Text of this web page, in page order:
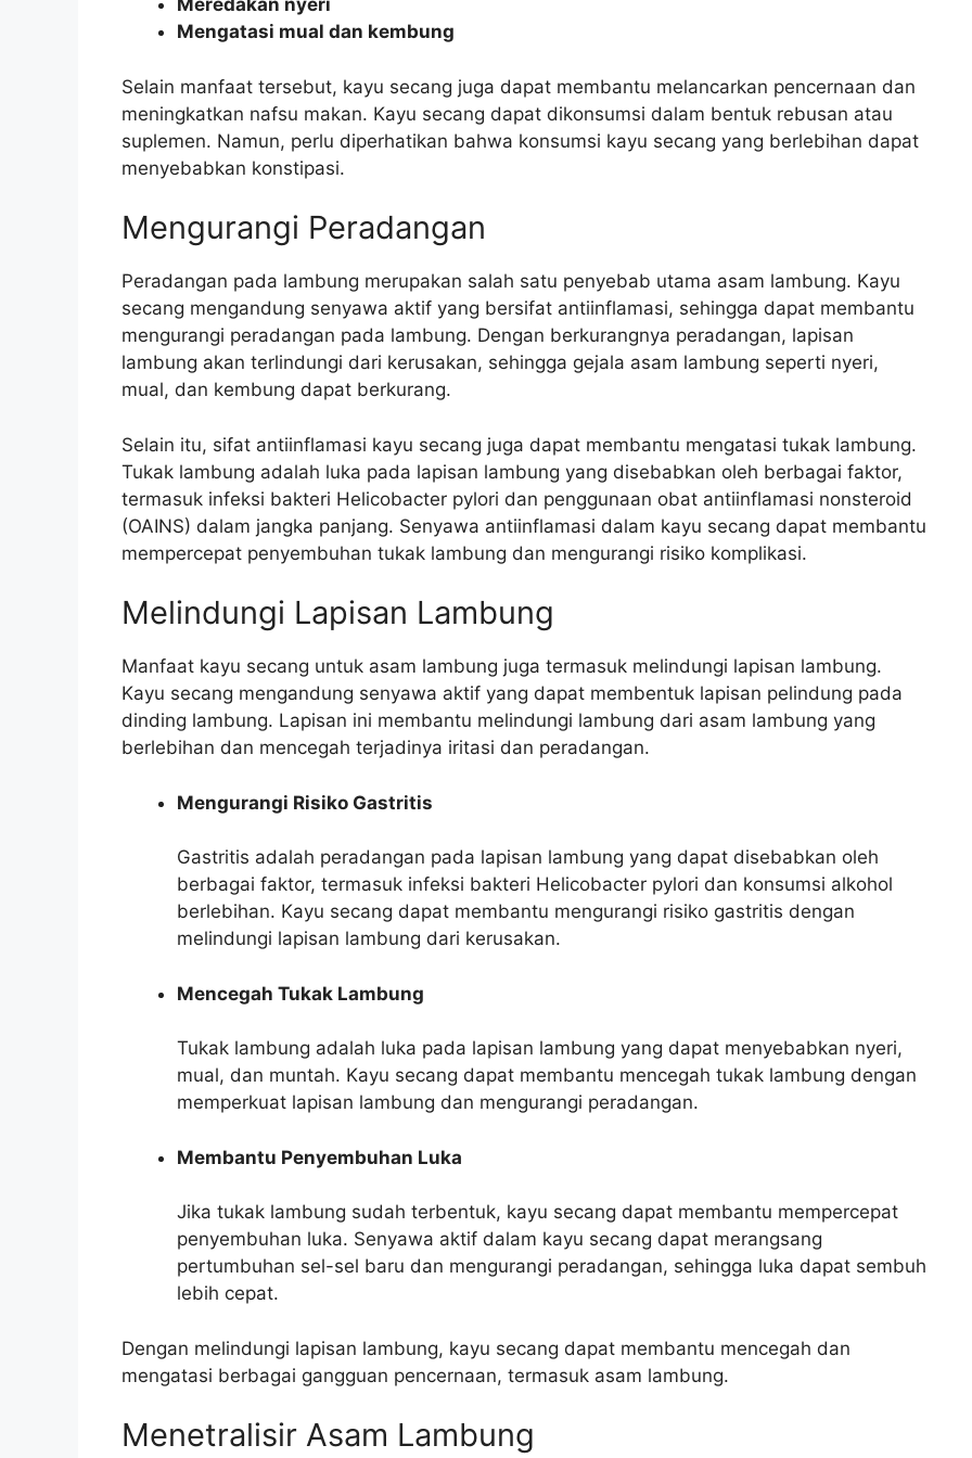
Meredakan nyeri
Mengatasi mual dan kembung
Selain manfaat tersebut, kayu secang juga dapat membantu melancarkan pencernaan dan
meningkatkan nafsu makan. Kayu secang dapat dikonsumsi dalam bentuk rebusan atau
suplemen. Namun, perlu diperhatikan bahwa konsumsi kayu secang yang berlebihan dapat
menyebabkan konstipasi.
Mengurangi Peradangan
Peradangan pada lambung merupakan salah satu penyebab utama asam lambung. Kayu
secang mengandung senyawa aktif yang bersifat antiinflamasi, sehingga dapat membantu
mengurangi peradangan pada lambung. Dengan berkurangnya peradangan, lapisan
lambung akan terlindungi dari kerusakan, sehingga gejala asam lambung seperti nyeri,
mual, dan kembung dapat berkurang.
Selain itu, sifat antiinflamasi kayu secang juga dapat membantu mengatasi tukak lambung.
Tukak lambung adalah luka pada lapisan lambung yang disebabkan oleh berbagai faktor,
termasuk infeksi bakteri Helicobacter pylori dan penggunaan obat antiinflamasi nonsteroid
(OAINS) dalam jangka panjang. Senyawa antiinflamasi dalam kayu secang dapat membantu
mempercepat penyembuhan tukak lambung dan mengurangi risiko komplikasi.
Melindungi Lapisan Lambung
Manfaat kayu secang untuk asam lambung juga termasuk melindungi lapisan lambung.
Kayu secang mengandung senyawa aktif yang dapat membentuk lapisan pelindung pada
dinding lambung. Lapisan ini membantu melindungi lambung dari asam lambung yang
berlebihan dan mencegah terjadinya iritasi dan peradangan.
Mengurangi Risiko Gastritis
Gastritis adalah peradangan pada lapisan lambung yang dapat disebabkan oleh
berbagai faktor, termasuk infeksi bakteri Helicobacter pylori dan konsumsi alkohol
berlebihan. Kayu secang dapat membantu mengurangi risiko gastritis dengan
melindungi lapisan lambung dari kerusakan.
Mencegah Tukak Lambung
Tukak lambung adalah luka pada lapisan lambung yang dapat menyebabkan nyeri,
mual, dan muntah. Kayu secang dapat membantu mencegah tukak lambung dengan
memperkuat lapisan lambung dan mengurangi peradangan.
Membantu Penyembuhan Luka
Jika tukak lambung sudah terbentuk, kayu secang dapat membantu mempercepat
penyembuhan luka. Senyawa aktif dalam kayu secang dapat merangsang
pertumbuhan sel-sel baru dan mengurangi peradangan, sehingga luka dapat sembuh
lebih cepat.
Dengan melindungi lapisan lambung, kayu secang dapat membantu mencegah dan
mengatasi berbagai gangguan pencernaan, termasuk asam lambung.
Menetralisir Asam Lambung